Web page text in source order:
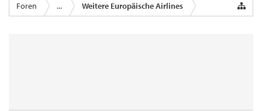
Foren ... Weitere Europäische Airlines